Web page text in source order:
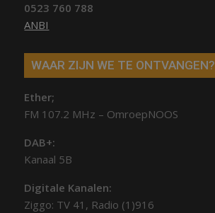
0523 760 788
ANBI
WAAR ZIJN WE TE ONTVANGEN?
Ether;
FM 107.2 MHz – OmroepNOOS
DAB+:
Kanaal 5B
Digitale Kanalen:
Ziggo: TV 41, Radio (1)916